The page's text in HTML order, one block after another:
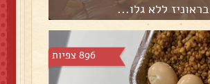
בראוניז ללא גלו...
896 צפיות